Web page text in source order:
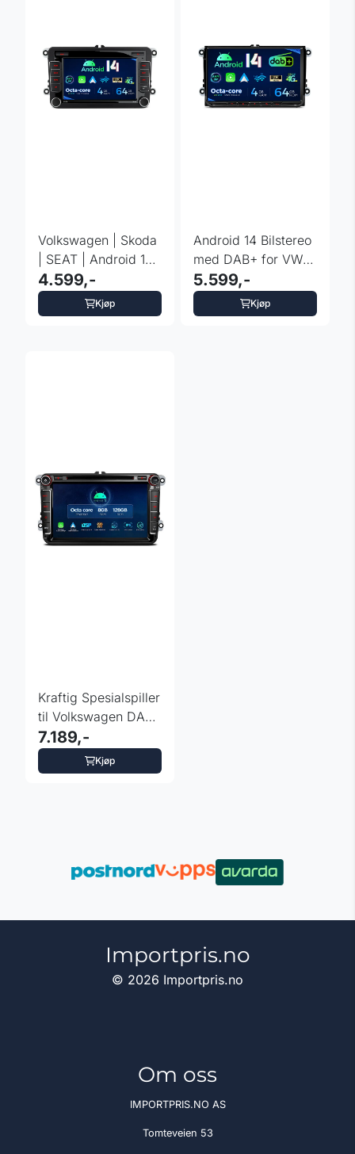
Volkswagen | Skoda
| SEAT | Android 14 |
Octa Core | 4G
4.599,-
Kjøp
Android 14 Bilstereo
med DAB+ for VW -
Skoda - Seat
5.599,-
Kjøp
Kraftig Spesialspiller
til Volkswagen DAB+
Android 12.0
7.189,-
Kjøp
Importpris.no
© 2026 Importpris.no
Om oss
IMPORTPRIS.NO AS
Tomteveien 53